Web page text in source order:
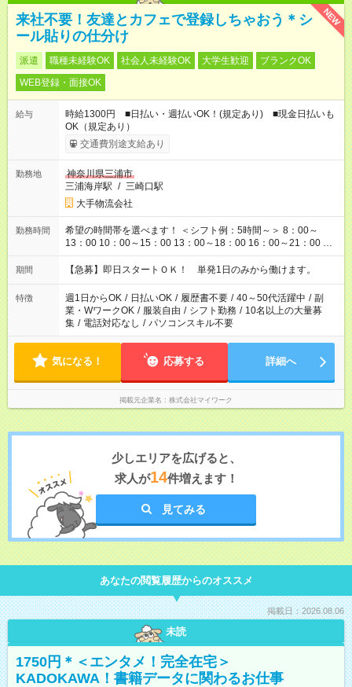
NEW
来社不要！友達とカフェで登録しちゃおう＊シ
ール貼りの仕分け
派遣 職種未経験OK 社会人未経験OK 大学生歓迎
ブランクOK
WEB登録・面接OK
給与
時給1300円 ■日払い・週払いOK！(規定あり) ■現金日払いも
OK（規定あり）
交通費別途支給あり
勤務地
神奈川県三浦市
三浦海岸駅 / 三崎口駅
大手物流会社
勤務時間
希望の時間帯を選べます！ ＜シフト例：5時間～＞ 8：00～
13：00 10：00～15：00 13：00～18：00 16：00～21：00 ＜
シフト例：8時間～＞ ・10：00～19：00 ・13：00～22：00 ・
22：00～翌6：00 など！是非ご希望をお聞かせください！
期間 【急募】即日スタートＯＫ！ 単発1日のみから働けます。
特徴 週1日からOK / 日払いOK / 履歴書不要 / 40～50代活躍中 / 副
業・WワークOK / 服装自由 / シフト勤務 / 10名以上の大量募
集 / 電話対応なし / パソコンスキル不要
気になる！ 応募する 詳細へ
掲載元企業名 株式会社マイワーク
少しエリアを広げると、
求人が14件増えます！
見てみる
あなたの閲覧履歴からのオススメ
掲載日：2026.08.06
未読
1750円＊＜エンタメ！完全在宅＞
KADOKAWA！書籍データに関わるお仕事